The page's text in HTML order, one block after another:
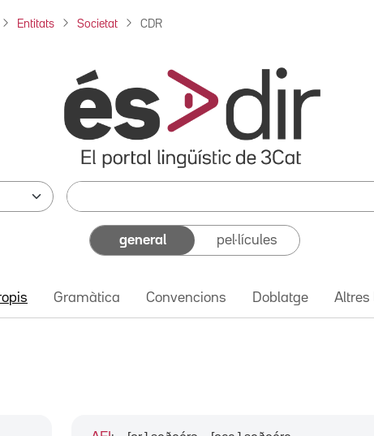
Entitats Societat CDR
general pel·lícules
Gramàtica Convencions Doblatge Altres